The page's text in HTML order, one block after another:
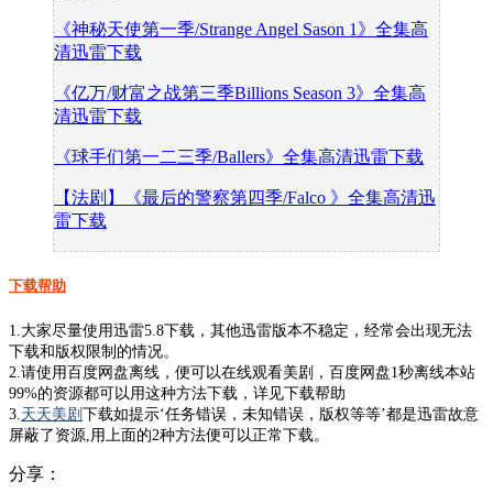
《神秘天使第一季/Strange Angel Sason 1》全集高
清迅雷下载
《亿万/财富之战第三季Billions Season 3》全集高
清迅雷下载
《球手们第一二三季/Ballers》全集高清迅雷下载
【法剧】《最后的警察第四季/Falco 》全集高清迅
雷下载
下载帮助
1.大家尽量使用迅雷5.8下载，其他迅雷版本不稳定，经常会出现无法
下载和版权限制的情况。
2.请使用百度网盘离线，便可以在线观看美剧，百度网盘1秒离线本站
99%的资源都可以用这种方法下载，详见下载帮助
3.天天美剧 下载如提示‘任务错误，未知错误，版权等等’都是迅雷故意
屏蔽了资源,用上面的2种方法便可以正常下载。
分享：